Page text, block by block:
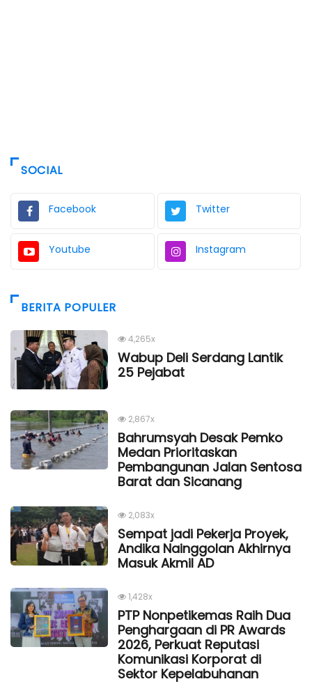
SOCIAL
Facebook Twitter
Youtube Instagram
BERITA POPULER
4,265x
Wabup Deli Serdang Lantik
25 Pejabat
2,867x
Bahrumsyah Desak Pemko
Medan Prioritaskan
Pembangunan Jalan Sentosa
Barat dan Sicanang
2,083x
Sempat jadi Pekerja Proyek,
Andika Nainggolan Akhirnya
Masuk Akmil AD
1,428x
PTP Nonpetikemas Raih Dua
Penghargaan di PR Awards
2026, Perkuat Reputasi
Komunikasi Korporat di
Sektor Kepelabuhanan